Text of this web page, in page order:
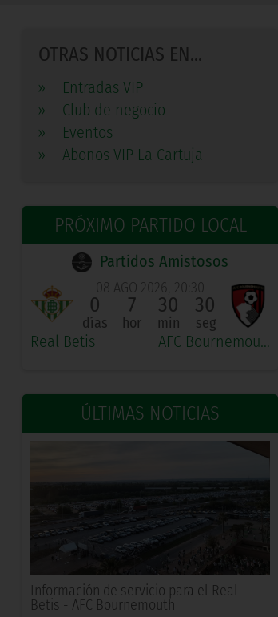
OTRAS NOTICIAS EN...
»
Entradas VIP
»
Club de negocio
»
Eventos
»
Abonos VIP La Cartuja
PRÓXIMO PARTIDO LOCAL
Partidos Amistosos
Real Betis
08 AGO 2026, 20:30
0
días
7
hor
30
min
30
seg
AFC Bournemouth
ÚLTIMAS NOTICIAS
Información de servicio para el Real
Betis - AFC Bournemouth